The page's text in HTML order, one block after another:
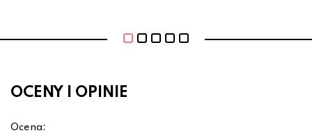
OCENY I OPINIE
Ocena: